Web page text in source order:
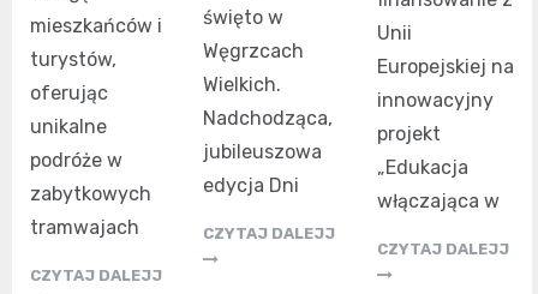
mieszkańców i
turystów,
oferując
unikalne
podróże w
zabytkowych
tramwajach
CZYTAJ DALEJJ
święto w
Węgrzcach
Wielkich.
Nadchodząca,
jubileuszowa
edycja Dni
CZYTAJ DALEJJ
Unii
Europejskiej na
innowacyjny
projekt
„Edukacja
włączająca w
CZYTAJ DALEJJ